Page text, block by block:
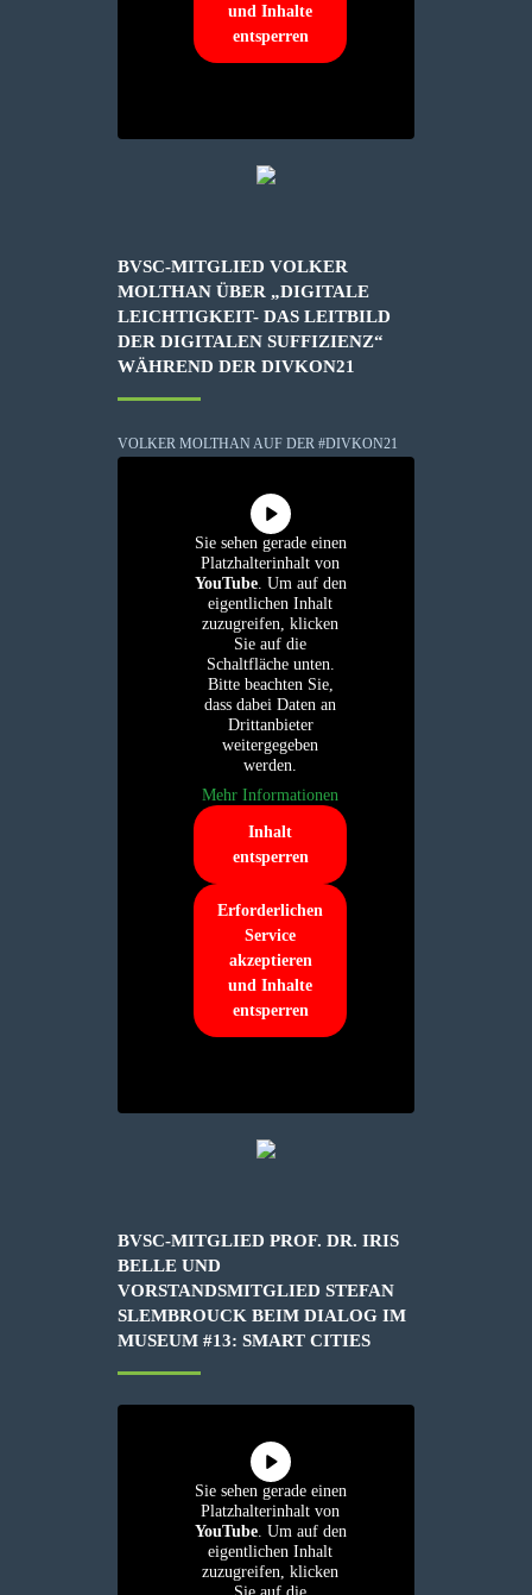
und Inhalte
entsperren
BVSC-MITGLIED VOLKER
MOLTHAN ÜBER „DIGITALE
LEICHTIGKEIT- DAS LEITBILD
DER DIGITALEN SUFFIZIENZ“
WÄHREND DER DIVKON21
VOLKER MOLTHAN AUF DER #DIVKON21
Sie sehen gerade einen
Platzhalterinhalt von
YouTube. Um auf den
eigentlichen Inhalt
zuzugreifen, klicken
Sie auf die
Schaltfläche unten.
Bitte beachten Sie,
dass dabei Daten an
Drittanbieter
weitergegeben
werden.
Mehr Informationen
Inhalt
entsperren
Erforderlichen
Service
akzeptieren
und Inhalte
entsperren
BVSC-MITGLIED PROF. DR. IRIS
BELLE UND
VORSTANDSMITGLIED STEFAN
SLEMBROUCK BEIM DIALOG IM
MUSEUM #13: SMART CITIES
Sie sehen gerade einen
Platzhalterinhalt von
YouTube. Um auf den
eigentlichen Inhalt
zuzugreifen, klicken